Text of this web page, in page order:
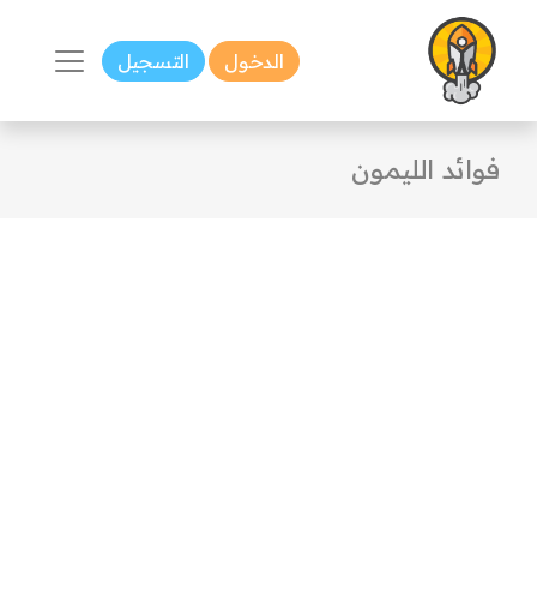
الدخول التسجيل
فوائد الليمون